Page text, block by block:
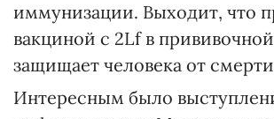
иммунизации. Выходит, что
вакциной с 2Lf в
защищает человека от
Интересным было